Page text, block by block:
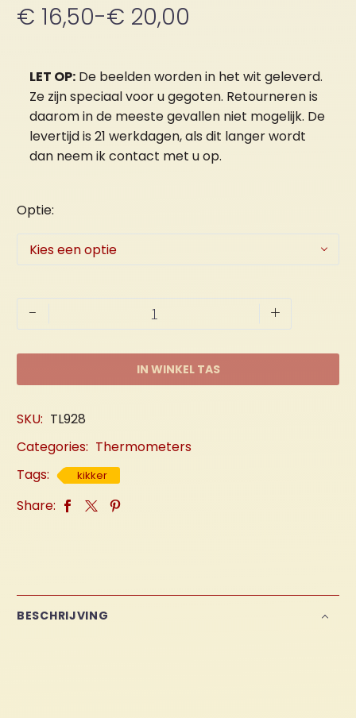
€ 16,50-€ 20,00
Prijsklasse:
tot
€ 20,00
LET OP: De beelden worden in het wit geleverd.
Ze zijn speciaal voor u gegoten. Retourneren is
daarom in de meeste gevallen niet mogelijk. De
levertijd is 21 werkdagen, als dit langer wordt
dan neem ik contact met u op.
Optie
Kies een optie
-
Thermometer
aantal
+
IN WINKEL TAS
SKU: TL928
Categories: Thermometers
Tags:
kikker
Share:
BESCHRIJVING